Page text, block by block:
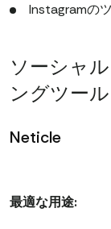
Instagramの
ソーシャ
ングツール
Neticle
最適な用途: